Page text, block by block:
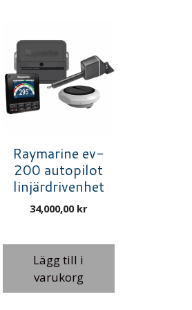
Raymarine ev-
200 autopilot
linjärdrivenhet
34,000,00 kr
Lägg till i
varukorg